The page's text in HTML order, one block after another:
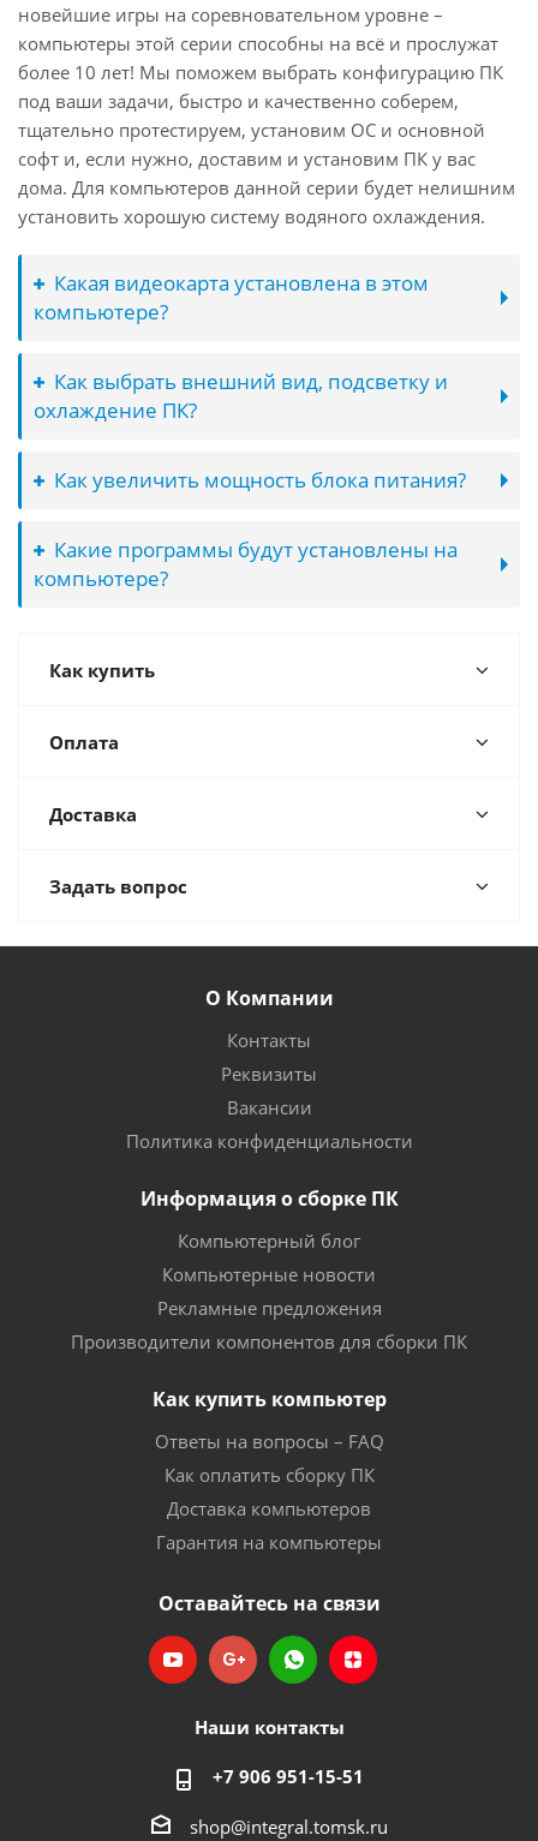
новейшие игры на соревновательном уровне –
компьютеры этой серии способны на всё и прослужат
более 10 лет! Мы поможем выбрать конфигурацию ПК
под ваши задачи, быстро и качественно соберем,
тщательно протестируем, установим ОС и основной
софт и, если нужно, доставим и установим ПК у вас
дома. Для компьютеров данной серии будет нелишним
установить хорошую систему водяного охлаждения.
Какая видеокарта установлена в этом
компьютере?
Как выбрать внешний вид, подсветку и
охлаждение ПК?
Как увеличить мощность блока питания?
Какие программы будут установлены на
компьютере?
Как купить
Оплата
Доставка
Задать вопрос
О Компании
Контакты
Реквизиты
Вакансии
Политика конфиденциальности
Информация о сборке ПК
Компьютерный блог
Компьютерные новости
Рекламные предложения
Производители компонентов для сборки ПК
Как купить компьютер
Ответы на вопросы – FAQ
Как оплатить сборку ПК
Доставка компьютеров
Гарантия на компьютеры
Оставайтесь на связи
Наши контакты
+7 906 951-15-51
shop@integral.tomsk.ru